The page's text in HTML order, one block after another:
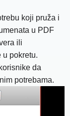
koji pruža i
u PDF
ili
u pokretu.
da
potrebama.